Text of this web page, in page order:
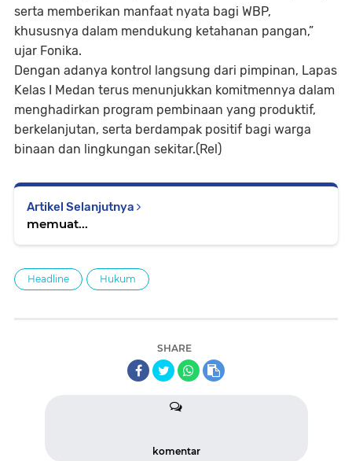
serta memberikan manfaat nyata bagi WBP,
khususnya dalam mendukung ketahanan pangan,”
ujar Fonika.
Dengan adanya kontrol langsung dari pimpinan, Lapas
Kelas I Medan terus menunjukkan komitmennya dalam
menghadirkan program pembinaan yang produktif,
berkelanjutan, serta berdampak positif bagi warga
binaan dan lingkungan sekitar.(Rel)
Artikel Selanjutnya
memuat...
Headline Hukum
SHARE
komentar